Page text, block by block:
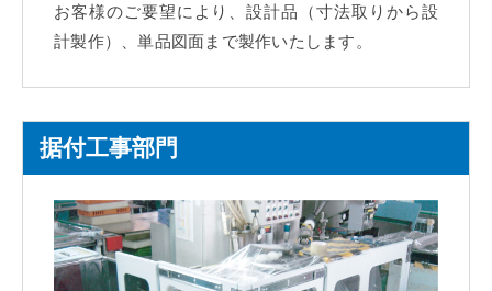
お客様のご要望により、設計品（寸法取りから設
計製作）、単品図面まで製作いたします。
据付工事部門